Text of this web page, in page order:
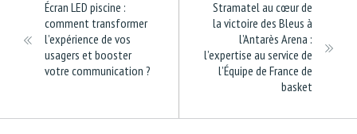
Écran LED piscine :
comment transformer
l’expérience de vos
usagers et booster
votre communication ?
Stramatel au cœur de
la victoire des Bleus à
l’Antarès Arena :
l’expertise au service de
l’Équipe de France de
basket